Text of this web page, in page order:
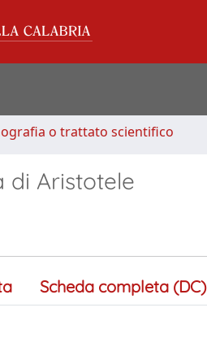
o trattato scientifico
di Aristotele
Scheda completa (DC)